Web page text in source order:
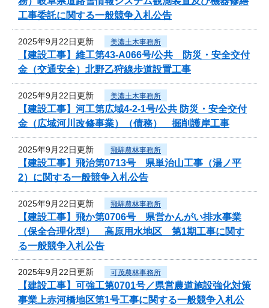
工事委託に関する一般競争入札公告
2025年9月22日更新 美濃土木事務所
【建設工事】維工第43-A066号/公共 防災・安全交付
金（交通安全）北野乙狩線歩道設置工事
2025年9月22日更新 美濃土木事務所
【建設工事】河工第広域4-2-1号/公共 防災・安全交付
金（広域河川改修事業）（債務） 掘削護岸工事
2025年9月22日更新 飛騨農林事務所
【建設工事】飛治第0713号 県単治山工事（湯ノ平
2）に関する一般競争入札公告
2025年9月22日更新 飛騨農林事務所
【建設工事】飛か第0706号 県営かんがい排水事業
（保全合理化型） 高原用水地区 第1期工事に関す
る一般競争入札公告
2025年9月22日更新 可茂農林事務所
【建設工事】可強工第0701号／県営農道施設強化対策
事業上赤河橋地区第1号工事に関する一般競争入札公